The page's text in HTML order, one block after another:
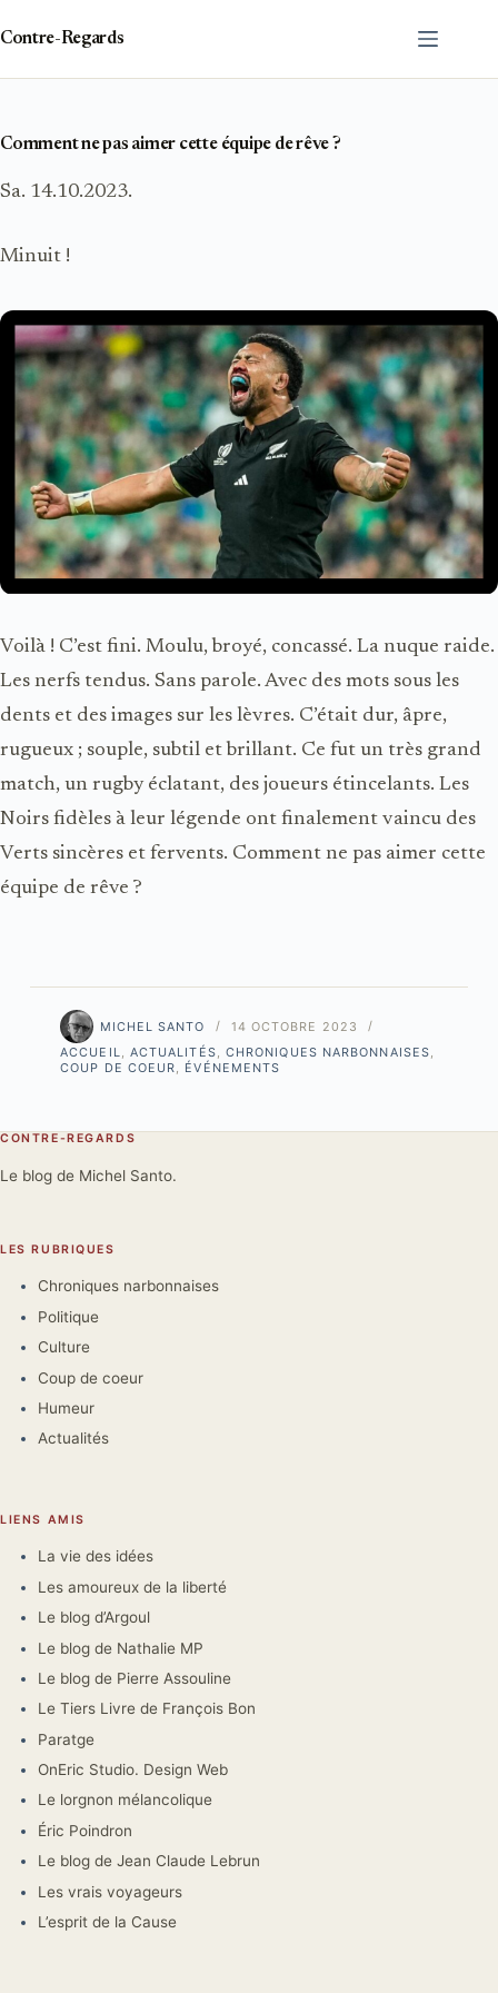
contenu
Contre-Regards
Comment ne pas aimer cette équipe de rêve ?
Sa. 14.10.2023.
Minuit !
Voilà ! C’est fini. Moulu, broyé, concassé. La nuque raide.
Les nerfs tendus. Sans parole. Avec des mots sous les
dents et des images sur les lèvres. C’était dur, âpre,
rugueux ; souple, subtil et brillant. Ce fut un très grand
match, un rugby éclatant, des joueurs étincelants. Les
Noirs fidèles à leur légende ont finalement vaincu des
Verts sincères et fervents. Comment ne pas aimer cette
équipe de rêve ?
MICHEL SANTO
14 OCTOBRE 2023
ACCUEIL, ACTUALITÉS, CHRONIQUES NARBONNAISES,
COUP DE COEUR, ÉVÉNEMENTS
CONTRE-REGARDS
Le blog de Michel Santo.
LES RUBRIQUES
Chroniques narbonnaises
Politique
Culture
Coup de coeur
Humeur
Actualités
LIENS AMIS
La vie des idées
Les amoureux de la liberté
Le blog d’Argoul
Le blog de Nathalie MP
Le blog de Pierre Assouline
Le Tiers Livre de François Bon
Paratge
OnEric Studio. Design Web
Le lorgnon mélancolique
Éric Poindron
Le blog de Jean Claude Lebrun
Les vrais voyageurs
L’esprit de la Cause